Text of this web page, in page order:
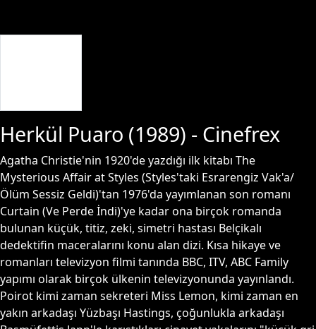
Herkül Puaro (1989) - Cinefrex
Agatha Christie'nin 1920'de yazdığı ilk kitabı The
Mysterious Affair at Styles (Styles'taki Esrarengiz Vak'a/
Ölüm Sessiz Geldi)'tan 1976'da yayımlanan son romanı
Curtain (Ve Perde İndi)'ye kadar ona birçok romanda
bulunan küçük, titiz, zeki, simetri hastası Belçikalı
dedektifin maceralarını konu alan dizi. Kısa hikaye ve
romanları televizyon filmi tanında BBC, ITV, ABC Family
yapımı olarak birçok ülkenin televizyonunda yayınlandı.
Poirot kimi zaman sekreteri Miss Lemon, kimi zaman en
yakın arkadaşı Yüzbaşı Hastings, çoğunlukla arkadaşı